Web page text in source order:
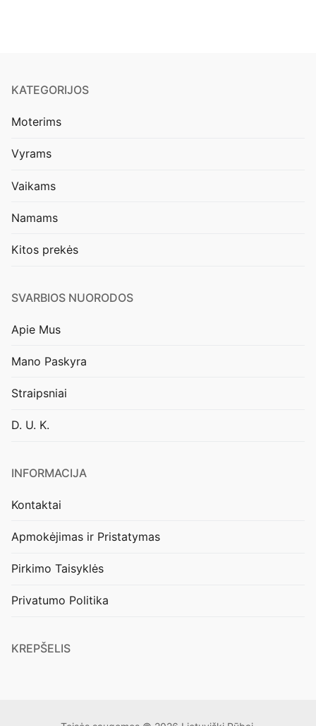
KATEGORIJOS
Moterims
Vyrams
Vaikams
Namams
Kitos prekės
SVARBIOS NUORODOS
Apie Mus
Mano Paskyra
Straipsniai
D. U. K.
INFORMACIJA
Kontaktai
Apmokėjimas ir Pristatymas
Pirkimo Taisyklės
Privatumo Politika
KREPŠELIS